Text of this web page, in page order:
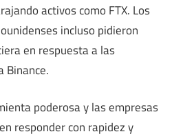
activos como FTX. Los
incluso pidieron
en respuesta a las
Binance.
poderosa y las empresas
responder con rapidez y